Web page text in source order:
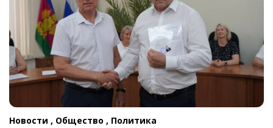
Новости , Общество , Политика